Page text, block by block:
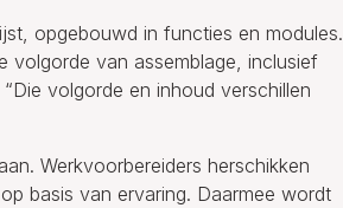
opgebouwd in functies en modules.
volgorde van assemblage, inclusief
volgorde en inhoud verschillen
Werkvoorbereiders herschikken
basis van ervaring. Daarmee wordt